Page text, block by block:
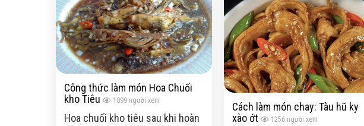
Công thức làm món Hoa Chuối
kho Tiêu
1099 người xem
Hoa chuối kho tiêu sau khi hoàn
Cách làm món chay: Tàu hũ ky
xào ớt
1256 người xem